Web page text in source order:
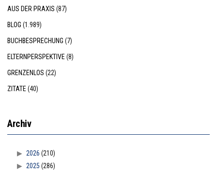
AUS DER PRAXIS (87)
BLOG (1.989)
BUCHBESPRECHUNG (7)
ELTERNPERSPEKTIVE(8)
GRENZENLOS (22)
ZITATE(40)
Archiv
2026 (210)
2025 (286)